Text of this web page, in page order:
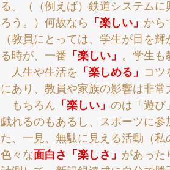
る。（（例えば）鉄道システム
ろう。）何故なら 「楽しい」 から
（教員にとっては、学生が目を
る時が、一番 「楽しい」 。学生も
人生や生活を 「楽しめる」 コツ
にあり、教員や家族の影響は非常
もちろん 「楽しい」 のは「遊び
戯れるのもあるし、スポーツに
た、一見、無駄に見える活動（
色々な面白さ「楽しさ」 があった